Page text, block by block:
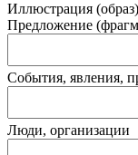
Иллюстрация
Предложение
События, явления,
Люди, организации